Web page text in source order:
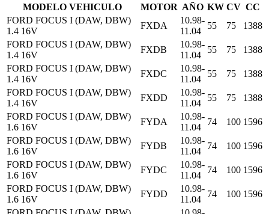
MODELO VEHICULO
MOTOR AÑO KW CV CC
FORD FOCUS I (DAW, DBW)
1.4 16V
FXDA
10.98-
11.04
55 75
1388
FORD FOCUS I (DAW, DBW)
1.4 16V
FXDB
10.98-
11.04
55 75
1388
FORD FOCUS I (DAW, DBW)
1.4 16V
FXDC
10.98-
11.04
55 75
1388
FORD FOCUS I (DAW, DBW)
1.4 16V
FXDD
10.98-
11.04
55 75
1388
FORD FOCUS I (DAW, DBW)
1.6 16V
FYDA
10.98-
11.04
74 100 1596
FORD FOCUS I (DAW, DBW)
1.6 16V
FYDB
10.98-
11.04
74 100 1596
FORD FOCUS I (DAW, DBW)
1.6 16V
FYDC
10.98-
11.04
74 100 1596
FORD FOCUS I (DAW, DBW)
1.6 16V
FYDD
10.98-
11.04
74 100 1596